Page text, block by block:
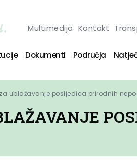
Multimedija Kontakt
Dokumenti Područja
ublažavanje posljedica prirodnih